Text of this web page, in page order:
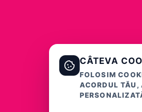
CÂTEVA
FOLOSIM
ACORDUL